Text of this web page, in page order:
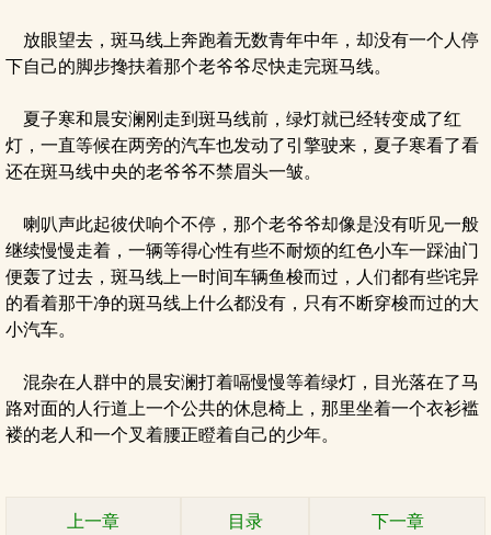
放眼望去，斑马线上奔跑着无数青年中年，却没有一个人停
下自己的脚步搀扶着那个老爷爷尽快走完斑马线。
夏子寒和晨安澜刚走到斑马线前，绿灯就已经转变成了红
灯，一直等候在两旁的汽车也发动了引擎驶来，夏子寒看了看
还在斑马线中央的老爷爷不禁眉头一皱。
喇叭声此起彼伏响个不停，那个老爷爷却像是没有听见一般
继续慢慢走着，一辆等得心性有些不耐烦的红色小车一踩油门
便轰了过去，斑马线上一时间车辆鱼梭而过，人们都有些诧异
的看着那干净的斑马线上什么都没有，只有不断穿梭而过的大
小汽车。
混杂在人群中的晨安澜打着嗝慢慢等着绿灯，目光落在了马
路对面的人行道上一个公共的休息椅上，那里坐着一个衣衫褴
褛的老人和一个叉着腰正瞪着自己的少年。
上一章 目录 下一章